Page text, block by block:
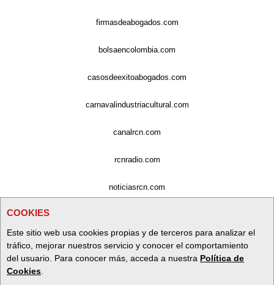
COOKIES
Este sitio web usa cookies propias y de terceros para analizar el
tráfico, mejorar nuestros servicio y conocer el comportamiento
del usuario. Para conocer más, acceda a nuestra Política de
Cookies
firmasdeabogados.com
bolsaencolombia.com
casosdeexitoabogados.com
carnavalindustriacultural.com
canalrcn.com
rcnradio.com
noticiasrcn.com
alerta.com.co